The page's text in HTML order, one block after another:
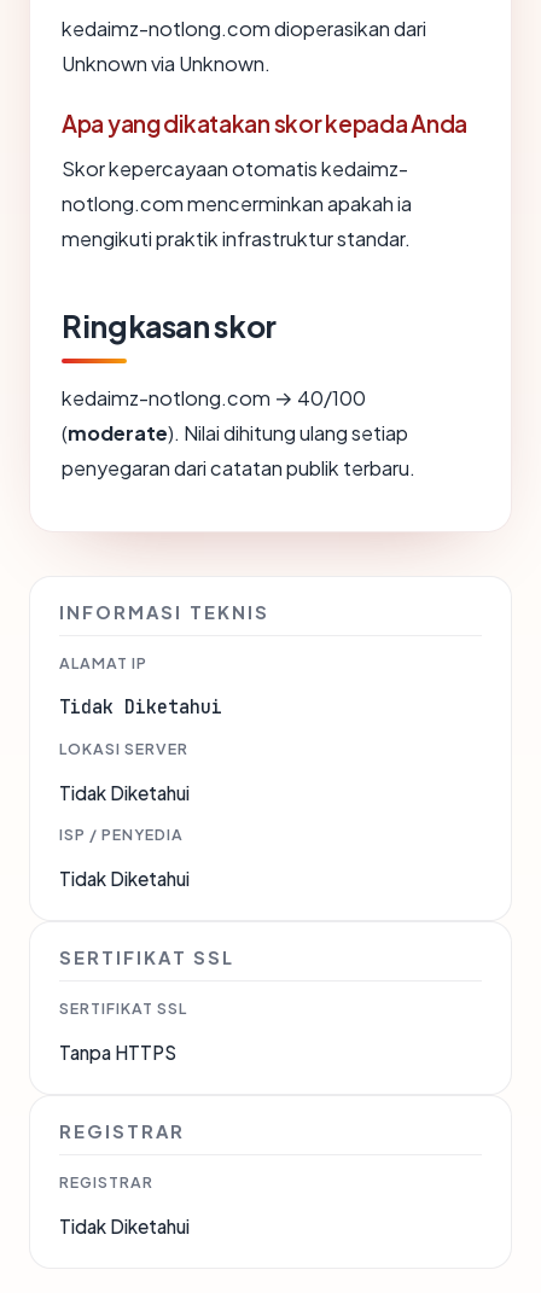
kedaimz-notlong.com dioperasikan dari
Unknown via Unknown.
Apa yang dikatakan skor kepada Anda
Skor kepercayaan otomatis kedaimz-
notlong.com mencerminkan apakah ia
mengikuti praktik infrastruktur standar.
Ringkasan skor
kedaimz-notlong.com → 40/100
(moderate). Nilai dihitung ulang setiap
penyegaran dari catatan publik terbaru.
INFORMASI TEKNIS
ALAMAT IP
Tidak Diketahui
LOKASI SERVER
Tidak Diketahui
ISP / PENYEDIA
Tidak Diketahui
SERTIFIKAT SSL
SERTIFIKAT SSL
Tanpa HTTPS
REGISTRAR
REGISTRAR
Tidak Diketahui